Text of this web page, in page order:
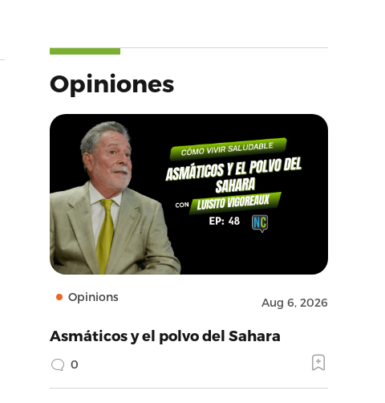
Opiniones
Opinions Aug 6, 2026
Asmáticos y el polvo del Sahara
0